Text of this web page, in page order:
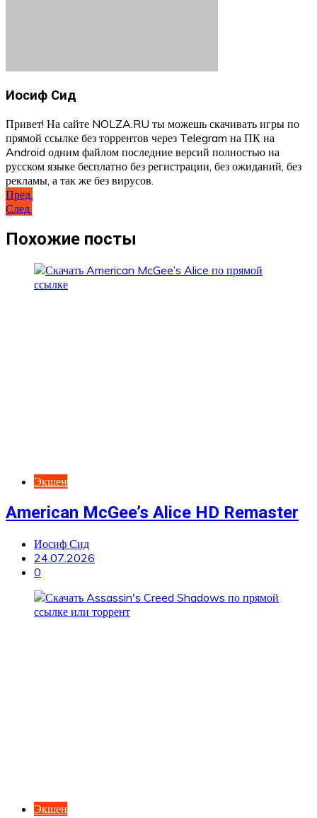
Иосиф Сид
Привет! На сайте NOLZA.RU ты можешь скачивать игры по
прямой ссылке без торрентов через Telegram на ПК на
Android одним файлом последние версий полностью на
русском языке бесплатно без регистрации, без ожиданий, без
рекламы, а так же без вирусов.
Навигация
по
записям
Пред.
След.
Похожие посты
Экшен
American McGee’s Alice HD Remaster
Иосиф Сид
24.07.2026
0
Экшен